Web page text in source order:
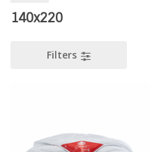
140x220
Filters